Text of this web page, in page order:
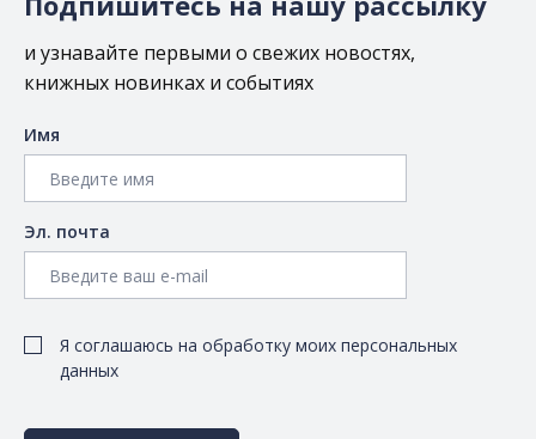
и узнавайте первыми о свежих новостях,
книжных новинках и событиях
Имя
Эл. почта
Я соглашаюсь на обработку моих персональных
данных